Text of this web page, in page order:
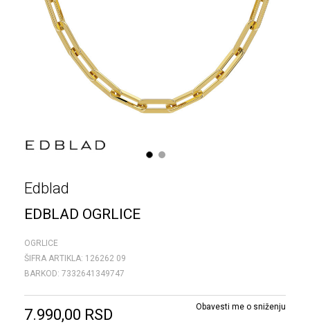
1 2
Edblad
EDBLAD OGRLICE
OGRLICE
ŠIFRA ARTIKLA: 126262 09
BARKOD: 7332641349747
7.990,00 RSD Obavesti me o sniženju